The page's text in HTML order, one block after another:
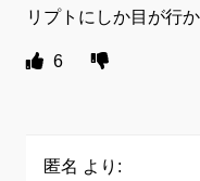
リプトにしか目が行
6
匿名 より: